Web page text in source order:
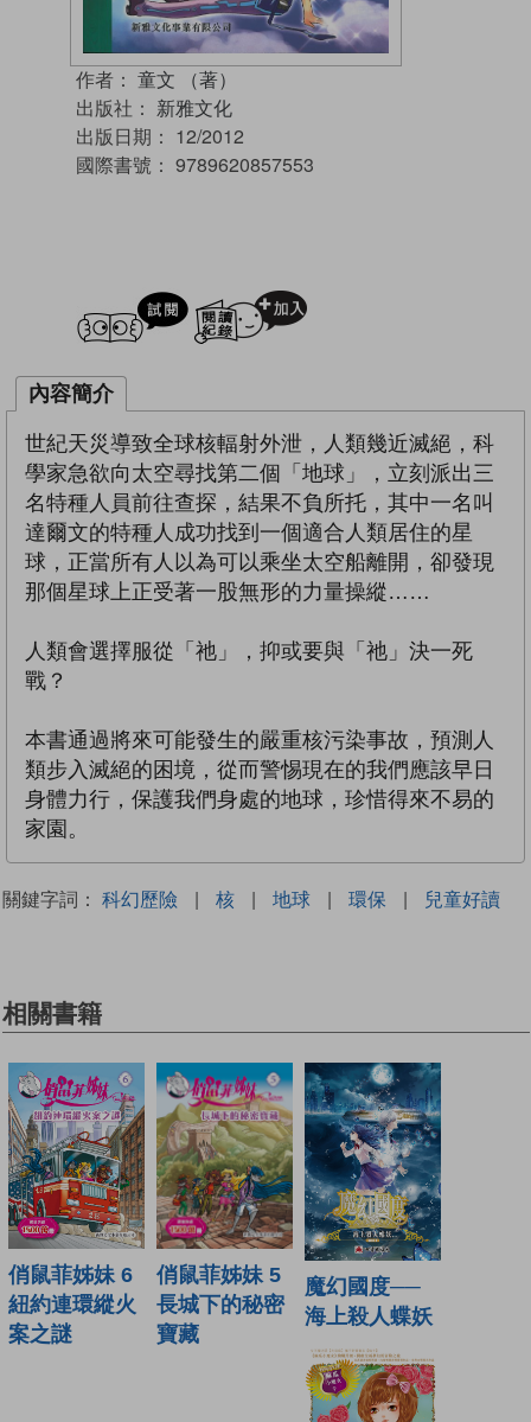
作者： 童文 （著）
出版社： 新雅文化
出版日期： 12/2012
國際書號： 9789620857553
試閲
內容簡介
世紀天災導致全球核輻射外泄，人類幾近滅絕，科
學家急欲向太空尋找第二個「地球」，立刻派出三
名特種人員前往查探，結果不負所托，其中一名叫
達爾文的特種人成功找到一個適合人類居住的星
球，正當所有人以為可以乘坐太空船離開，卻發現
那個星球上正受著一股無形的力量操縱……
人類會選擇服從「祂」，抑或要與「祂」決一死
戰？
本書通過將來可能發生的嚴重核污染事故，預測人
類步入滅絕的困境，從而警惕現在的我們應該早日
身體力行，保護我們身處的地球，珍惜得來不易的
家園。
關鍵字詞： 科幻歷險 | 核 | 地球 | 環保 | 兒童好讀
相關書籍
俏鼠菲姊妹 6
紐約連環縱火
案之謎
俏鼠菲姊妹 5
長城下的秘密
寶藏
魔幻國度──
海上殺人蝶妖